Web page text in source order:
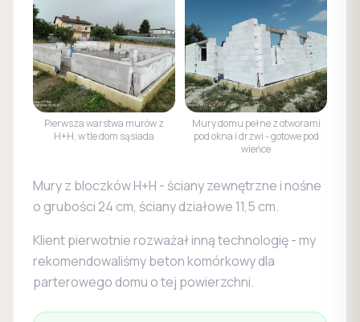
Pierwsza warstwa murów z
H+H, w tle dom sąsiada
Mury domu pełne z otworami
pod okna i drzwi - gotowe pod
wieńce
Mury z bloczków H+H - ściany zewnętrzne i nośne
o grubości 24 cm, ściany działowe 11,5 cm.
Klient pierwotnie rozważał inną technologię - my
rekomendowaliśmy beton komórkowy dla
parterowego domu o tej powierzchni.